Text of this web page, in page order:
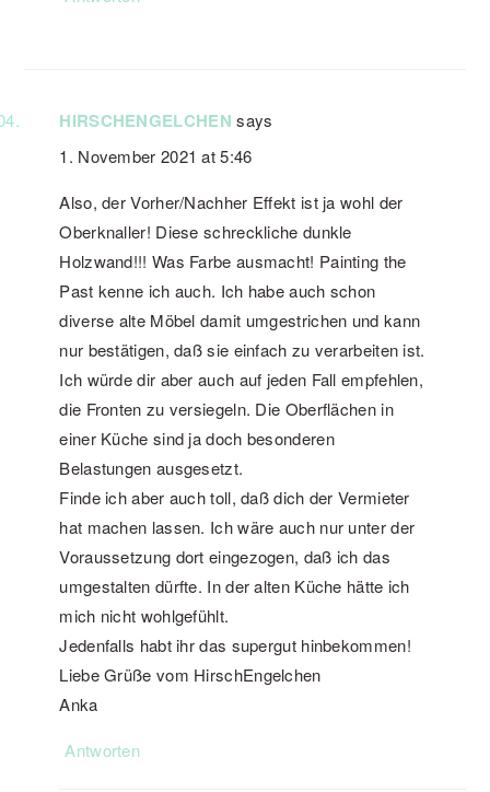
HIRSCHENGELCHEN says
1. November 2021 at 5:46
Also, der Vorher/Nachher Effekt ist ja wohl der
Oberknaller! Diese schreckliche dunkle
Holzwand!!! Was Farbe ausmacht! Painting the
Past kenne ich auch. Ich habe auch schon
diverse alte Möbel damit umgestrichen und kann
nur bestätigen, daß sie einfach zu verarbeiten ist.
Ich würde dir aber auch auf jeden Fall empfehlen,
die Fronten zu versiegeln. Die Oberflächen in
einer Küche sind ja doch besonderen
Belastungen ausgesetzt.
Finde ich aber auch toll, daß dich der Vermieter
hat machen lassen. Ich wäre auch nur unter der
Voraussetzung dort eingezogen, daß ich das
umgestalten dürfte. In der alten Küche hätte ich
mich nicht wohlgefühlt.
Jedenfalls habt ihr das supergut hinbekommen!
Liebe Grüße vom HirschEngelchen
Anka
Antworten